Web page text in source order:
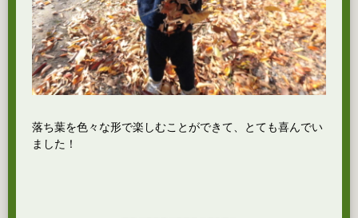
落ち葉を色々な形で楽しむことができて、とても喜んでい
ました！